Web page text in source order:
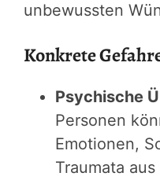
unbewussten
Konkrete
Psychische
Personen
Emotionen,
Traumata